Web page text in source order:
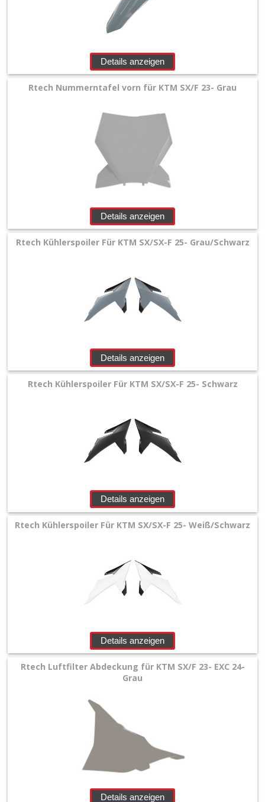
Details anzeigen
Rtech Nummerntafel vorn für KTM SX/F 23- Grau
Details anzeigen
Rtech Kühlerspoiler Für KTM SX/SX-F 25- Grau/Schwarz
Details anzeigen
Rtech Kühlerspoiler Für KTM SX/SX-F 25- Schwarz
Details anzeigen
Rtech Kühlerspoiler Für KTM SX/SX-F 25- Weiß/Schwarz
Details anzeigen
Rtech Luftfilter Abdeckung für KTM SX/F 23- EXC 24-
Grau
Details anzeigen